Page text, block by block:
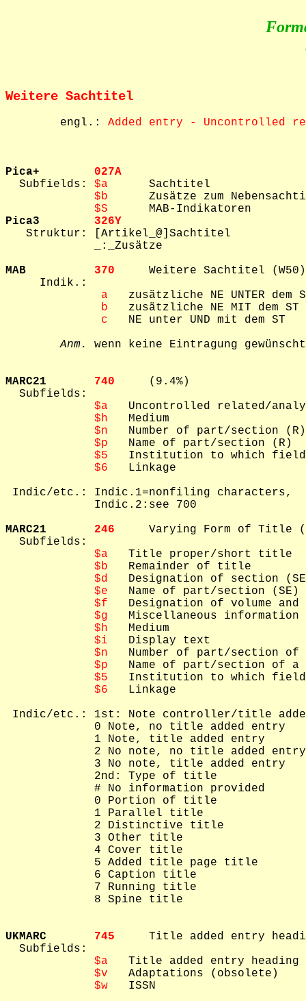
Weitere Sachtitel
        engl.:
Added entry -
Pica+ 027A
Subfields: $a Sachtitel
$b Zusätze zum
$S
Pica3 326Y
Struktur: [Artikel_@]Sachtitel
             _:_Zusätze
MAB 370 Weitere Sachtitel (W50)
     Indik.:
a
zusätzliche NE UNTER dem
b
   zusätzliche NE MIT dem ST
c
   NE unter UND mit dem ST
Anm.
wenn keine Eintragung
MARC21 740
(9.4%)
  Subfields:
$a
Uncontrolled related/
$h
   Medium
$n
   Number of part/section (R)
$p
   Name of part/section (R)
$5
Institution to which
$6
   Linkage
Indic/etc.: Indic.1=nonfiling characters,
             Indic.2:see 700
MARC21 246 Varying Form of Title
  Subfields:
$a
   Title proper/short title
$b
   Remainder of title
$d
Designation of section
$e
Name of part/section (SE)
$f
Designation of volume and
$g
   Miscellaneous information
$h
   Medium
$i
   Display text
$n
Number of part/section of
$p
Name of part/section of a
$5
Institution to which
$6
   Linkage
Indic/etc.: 1st: Note controller/title
             0 Note, no title added entry
             1 Note, title added entry
             2 No note, no title added entry
             3 No note, title added entry
             2nd: Type of title
             # No information provided
             0 Portion of title
             1 Parallel title
             2 Distinctive title
             3 Other title
             4 Cover title
             5 Added title page title
             6 Caption title
             7 Running title
             8 Spine title
UKMARC 745 Title added entry
  Subfields:
$a
   Title added entry heading
$v
   Adaptations (obsolete)
$w
   ISSN